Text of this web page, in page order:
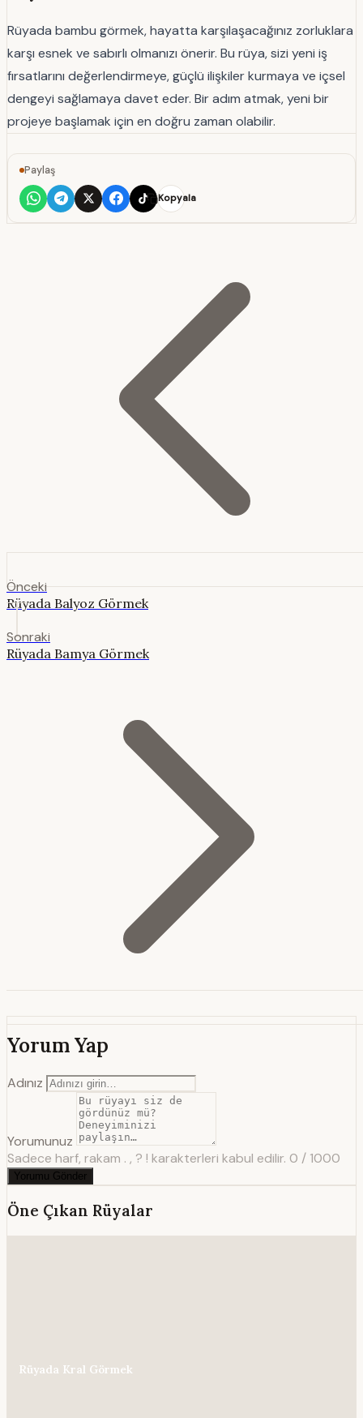
Rüyada bambu görmek, hayatta karşılaşacağınız zorluklara
karşı esnek ve sabırlı olmanızı önerir. Bu rüya, sizi yeni iş
fırsatlarını değerlendirmeye, güçlü ilişkiler kurmaya ve içsel
dengeyi sağlamaya davet eder. Bir adım atmak, yeni bir
projeye başlamak için en doğru zaman olabilir.
Paylaş
Kopyala
Önceki
Rüyada Balyoz Görmek
Sonraki
Rüyada Bamya Görmek
Yorum Yap
Adınız
Yorumunuz
Sadece harf, rakam . , ? ! karakterleri kabul edilir. 0 / 1000
Yorumu Gönder
Öne Çıkan Rüyalar
Rüyada Kral Görmek